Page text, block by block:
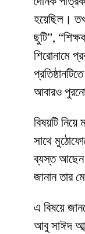
হয়েছিল।
ছুটি”,
শিরোনামে
আবারও
বিষয়টি
সাথে
ব্যস্ত আছেন
জানান তার
এ বিষয়ে
আবু সাঈদ